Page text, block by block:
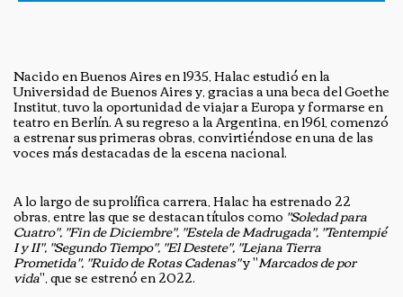
Nacido en Buenos Aires en 1935, Halac estudió en la
Universidad de Buenos Aires y, gracias a una beca del Goethe
Institut, tuvo la oportunidad de viajar a Europa y formarse en
teatro en Berlín. A su regreso a la Argentina, en 1961, comenzó
a estrenar sus primeras obras, convirtiéndose en una de las
voces más destacadas de la escena nacional.
A lo largo de su prolífica carrera, Halac ha estrenado 22
obras, entre las que se destacan títulos como "Soledad para
Cuatro", "Fin de Diciembre", "Estela de Madrugada", "Tentempié
I y II", "Segundo Tiempo", "El Destete", "Lejana Tierra
Prometida", "Ruido de Rotas Cadenas"y "Marcados de por
vida", que se estrenó en 2022.